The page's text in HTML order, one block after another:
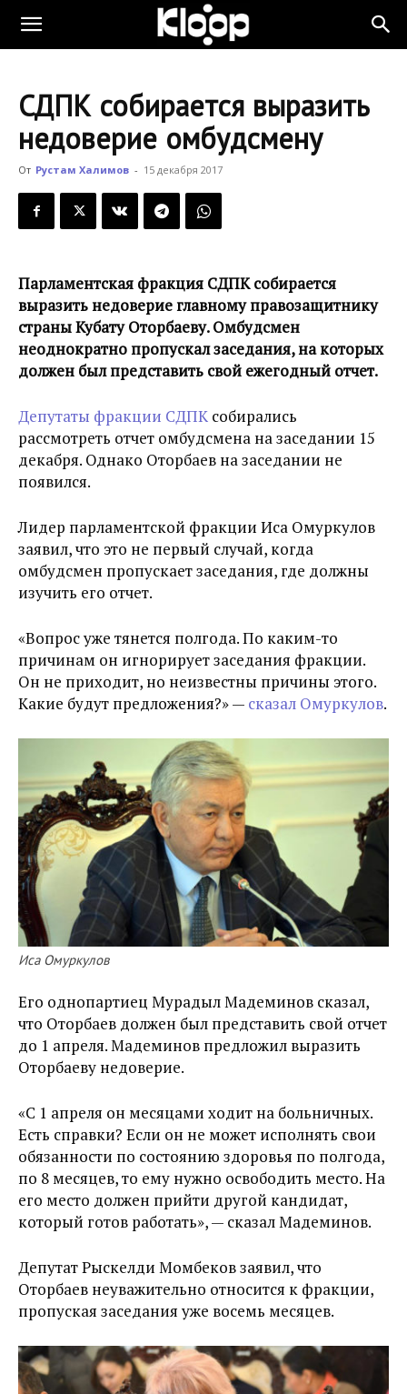
KLOOP.KG
Новости
СДПК собирается выразить
недоверие омбудсмену
От Рустам Халимов - 15 декабря 2017
Парламентская фракция СДПК собирается
выразить недоверие главному правозащитнику
страны Кубату Оторбаеву. Омбудсмен
неоднократно пропускал заседания, на которых
должен был представить свой ежегодный отчет.
Депутаты фракции СДПК собирались
рассмотреть отчет омбудсмена на заседании 15
декабря. Однако Оторбаев на заседании не
появился.
Лидер парламентской фракции Иса Омуркулов
заявил, что это не первый случай, когда
омбудсмен пропускает заседания, где должны
изучить его отчет.
«Вопрос уже тянется полгода. По каким-то
причинам он игнорирует заседания фракции.
Он не приходит, но неизвестны причины этого.
Какие будут предложения?» — сказал Омуркулов.
Иса Омуркулов
Его однопартиец Мурадыл Мадеминов сказал,
что Оторбаев должен был представить свой отчет
до 1 апреля. Мадеминов предложил выразить
Оторбаеву недоверие.
«С 1 апреля он месяцами ходит на больничных.
Есть справки? Если он не может исполнять свои
обязанности по состоянию здоровья по полгода,
по 8 месяцев, то ему нужно освободить место. На
его место должен прийти другой кандидат,
который готов работать», — сказал Мадеминов.
Депутат Рыскелди Момбеков заявил, что
Оторбаев неуважительно относится к фракции,
пропуская заседания уже восемь месяцев.